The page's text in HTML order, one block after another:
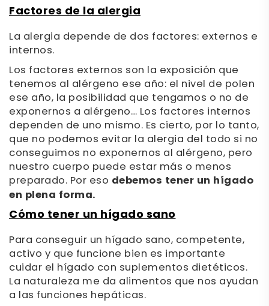
Factores de la alergia
La alergia depende de dos factores: externos e
internos.
Los factores externos son la exposición que
tenemos al alérgeno ese año: el nivel de polen
ese año, la posibilidad que tengamos o no de
exponernos a alérgeno… Los factores internos
dependen de uno mismo. Es cierto, por lo tanto,
que no podemos evitar la alergia del todo si no
conseguimos no exponernos al alérgeno, pero
nuestro cuerpo puede estar más o menos
preparado. Por eso debemos tener un hígado
en plena forma.
Cómo tener un hígado sano
Para conseguir un hígado sano, competente,
activo y que funcione bien es importante
cuidar el hígado con suplementos dietéticos.
La naturaleza me da alimentos que nos ayudan
a las funciones hepáticas.